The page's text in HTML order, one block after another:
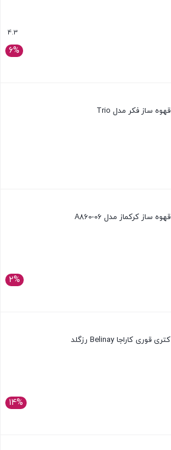
4.3
6%
قهوه ساز فکر مدل Trio
قهوه ساز کرکماز مدل A860-06
2%
کتری قوری کاراجا Belinay رزگلد
14%